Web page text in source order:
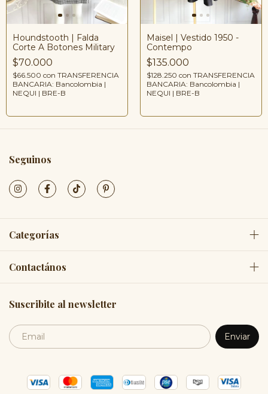
Houndstooth | Falda
Corte A Botones Military
$70.000
$66.500 con TRANSFERENCIA
BANCARIA: Bancolombia |
NEQUI | BRE-B
Maisel | Vestido 1950 -
Contempo
$135.000
$128.250 con TRANSFERENCIA
BANCARIA: Bancolombia |
NEQUI | BRE-B
Seguinos
Categorías
Contactános
Suscribite al newsletter